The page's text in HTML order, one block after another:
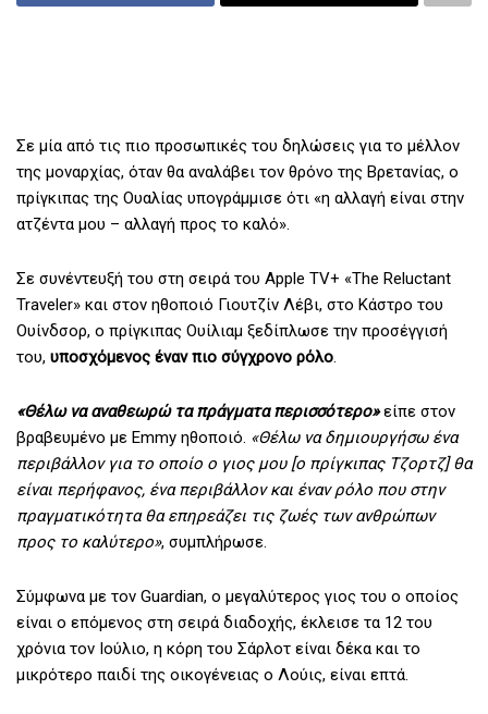
Σε μία από τις πιο προσωπικές του δηλώσεις για το μέλλον
της μοναρχίας, όταν θα αναλάβει τον θρόνο της Βρετανίας, ο
πρίγκιπας της Ουαλίας υπογράμμισε ότι «η αλλαγή είναι στην
ατζέντα μου – αλλαγή προς το καλό».
Σε συνέντευξή του στη σειρά του Apple TV+ «The Reluctant
Traveler» και στον ηθοποιό Γιουτζίν Λέβι, στο Κάστρο του
Ουίνδσορ, ο πρίγκιπας Ουίλιαμ ξεδίπλωσε την προσέγγισή
του, υποσχόμενος έναν πιο σύγχρονο ρόλο.
«Θέλω να αναθεωρώ τα πράγματα περισσότερο»είπε στον
βραβευμένο με Emmy ηθοποιό. «Θέλω να δημιουργήσω ένα
περιβάλλον για το οποίο ο γιος μου [ο πρίγκιπας Τζορτζ] θα
είναι περήφανος, ένα περιβάλλον και έναν ρόλο που στην
πραγματικότητα θα επηρεάζει τις ζωές των ανθρώπων
προς το καλύτερο», συμπλήρωσε.
Σύμφωνα με τον Guardian, ο μεγαλύτερος γιος του ο οποίος
είναι ο επόμενος στη σειρά διαδοχής, έκλεισε τα 12 του
χρόνια τον Ιούλιο, η κόρη του Σάρλοτ είναι δέκα και το
μικρότερο παιδί της οικογένειας ο Λούις, είναι επτά.